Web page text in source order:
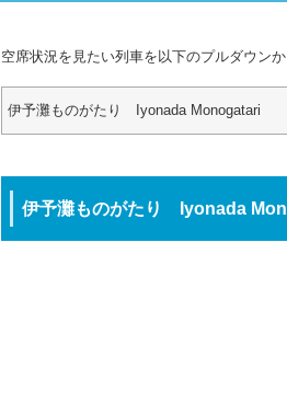
空席状況を見たい列車を以下のプルダウンか
伊予灘ものがたり Iyonada Monogatari
伊予灘ものがたり Iyonada